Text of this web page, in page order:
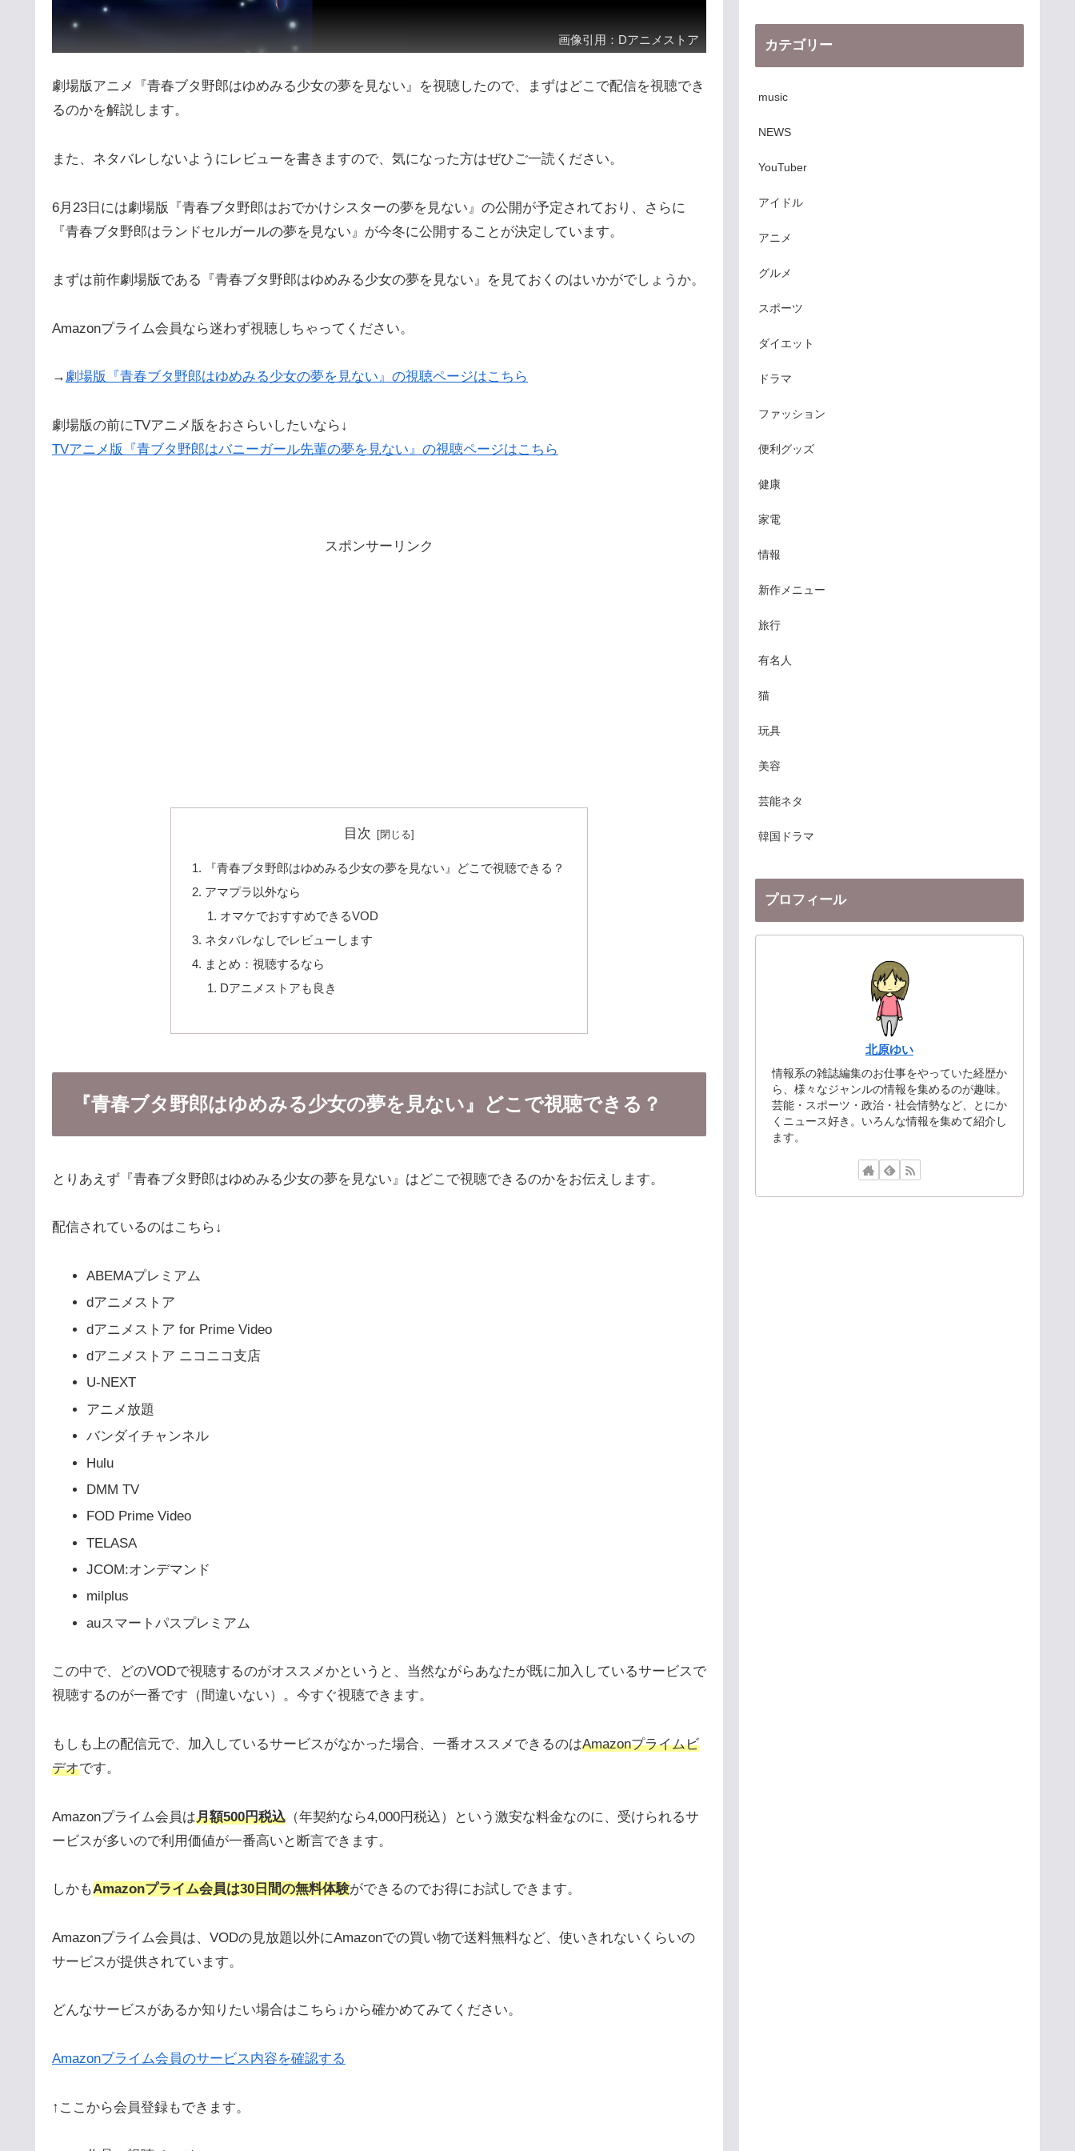
画像引用：Dアニメストア
劇場版アニメ『青春ブタ野郎はゆめみる少女の夢を見ない』を視聴したので、まずはどこで配信を視聴でき
るのかを解説します。
また、ネタバレしないようにレビューを書きますので、気になった方はぜひご一読ください。
6月23日には劇場版『青春ブタ野郎はおでかけシスターの夢を見ない』の公開が予定されており、さらに
『青春ブタ野郎はランドセルガールの夢を見ない』が今冬に公開することが決定しています。
まずは前作劇場版である『青春ブタ野郎はゆめみる少女の夢を見ない』を見ておくのはいかがでしょうか。
Amazonプライム会員なら迷わず視聴しちゃってください。
→ 劇場版『青春ブタ野郎はゆめみる少女の夢を見ない』の視聴ページはこちら
劇場版の前にTVアニメ版をおさらいしたいなら↓
TVアニメ版『青ブタ野郎はバニーガール先輩の夢を見ない』の視聴ページはこちら
スポンサーリンク
目次
『青春ブタ野郎はゆめみる少女の夢を見ない』どこで視聴できる？
アマプラ以外なら
オマケでおすすめできるVOD
ネタバレなしでレビューします
まとめ：視聴するなら
Dアニメストアも良き
『青春ブタ野郎はゆめみる少女の夢を見ない』どこで視聴できる？
とりあえず『青春ブタ野郎はゆめみる少女の夢を見ない』はどこで視聴できるのかをお伝えします。
配信されているのはこちら↓
ABEMAプレミアム
dアニメストア
dアニメストア for Prime Video
dアニメストア ニコニコ支店
U-NEXT
アニメ放題
バンダイチャンネル
Hulu
DMM TV
FOD Prime Video
TELASA
JCOM:オンデマンド
milplus
auスマートパスプレミアム
この中で、どのVODで視聴するのがオススメかというと、当然ながらあなたが既に加入しているサービスで
視聴するのが一番です（間違いない）。今すぐ視聴できます。
もしも上の配信元で、加入しているサービスがなかった場合、一番オススメできるのはAmazonプライムビ
デオです。
Amazonプライム会員は月額500円税込 （年契約なら4,000円税込）という激安な料金なのに、受けられるサ
ービスが多いので利用価値が一番高いと断言できます。
しかもAmazonプライム会員は30日間の無料体験ができるのでお得にお試しできます。
Amazonプライム会員は、VODの見放題以外にAmazonでの買い物で送料無料など、使いきれないくらいの
サービスが提供されています。
どんなサービスがあるか知りたい場合はこちら↓から確かめてみてください。
Amazonプライム会員のサービス内容を確認する
↑ここから会員登録もできます。
カテゴリー
music
NEWS
YouTuber
アイドル
アニメ
グルメ
スポーツ
ダイエット
ドラマ
ファッション
便利グッズ
健康
家電
情報
新作メニュー
旅行
有名人
猫
玩具
美容
芸能ネタ
韓国ドラマ
プロフィール
北原ゆい
情報系の雑誌編集のお仕事をやっていた経歴か
ら、様々なジャンルの情報を集めるのが趣味。
芸能・スポーツ・政治・社会情勢など、とにか
くニュース好き。いろんな情報を集めて紹介し
ます。